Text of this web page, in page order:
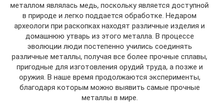
металлом являлась медь, поскольку является доступной
в природе и легко поддается обработке. Недаром
археологи при раскопках находят различные изделия и
домашнюю утварь из этого металла. В процессе
эволюции люди постепенно учились соединять
различные металлы, получая все более прочные сплавы,
пригодные для изготовления орудий труда, а позже и
оружия. В наше время продолжаются эксперименты,
благодаря которым можно выявить самые прочные
металлы в мире.